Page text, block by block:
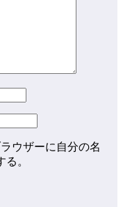
ウザーに自分の名
。